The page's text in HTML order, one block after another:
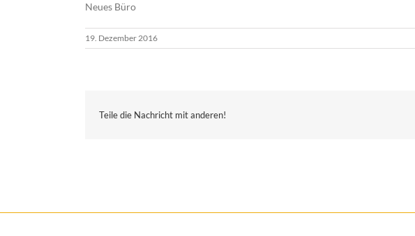
Neues Büro
19. Dezember 2016
Teile die Nachricht mit anderen!